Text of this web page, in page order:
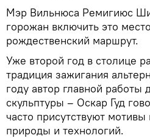
Мэр Вильнюса Ремигиюс
горожан включить это
рождественский маршрут.
Уже второй год в столице
традиция зажигания
году автор главной работы
скульптуры – Оскар Гуд
часто присутствуют
природы и технологий.